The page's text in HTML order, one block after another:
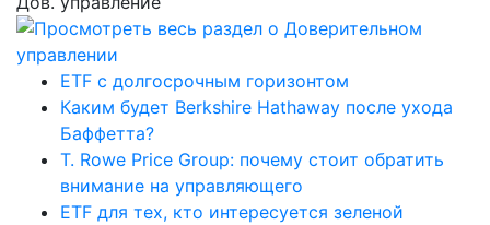
ETF с долгосрочным горизонтом
Каким будет Berkshire Hathaway после ухода
Баффетта?
T. Rowe Price Group: почему стоит обратить
внимание на управляющего
ETF для тех, кто интересуется зеленой